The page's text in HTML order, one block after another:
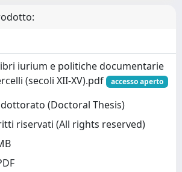
iurium e politiche documentarie
(secoli XII-XV).pdf
accesso aperto
(Doctoral Thesis)
riservati (All rights reserved)